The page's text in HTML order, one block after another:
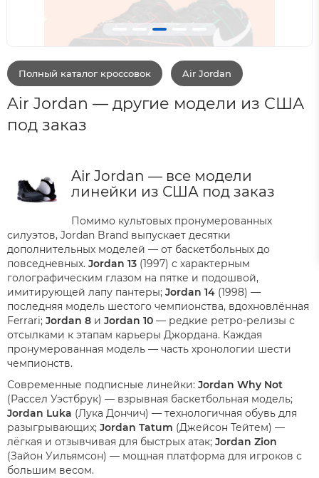
Converse SHAI 001
Полный каталог кроссовок Air Jordan
Air Jordan — другие модели из США
под заказ
Air Jordan — все модели
линейки из США под заказ
Помимо культовых пронумерованных
силуэтов, Jordan Brand выпускает десятки
дополнительных моделей — от баскетбольных до
повседневных. Jordan 13 (1997) с характерным
голографическим глазом на пятке и подошвой,
имитирующей лапу пантеры; Jordan 14 (1998) —
последняя модель шестого чемпионства, вдохновлённая
Ferrari; Jordan 8 и Jordan 10 — редкие ретро-релизы с
отсылками к этапам карьеры Джордана. Каждая
пронумерованная модель — часть хронологии шести
чемпионств.
Современные подписные линейки: Jordan Why Not
(Рассел Уэстбрук) — взрывная баскетбольная модель;
Jordan Luka (Лука Дончич) — технологичная обувь для
разыгрывающих; Jordan Tatum (Джейсон Тейтем) —
лёгкая и отзывчивая для быстрых атак; Jordan Zion
(Зайон Уильямсон) — мощная платформа для игроков с
большим весом.